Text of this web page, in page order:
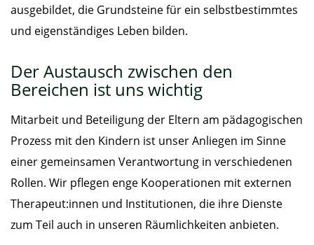
ausgebildet, die Grundsteine für ein selbstbestimmtes
und eigenständiges Leben bilden.
Der Austausch zwischen den
Bereichen ist uns wichtig
Mitarbeit und Beteiligung der Eltern am pädagogischen
Prozess mit den Kindern ist unser Anliegen im Sinne
einer gemeinsamen Verantwortung in verschiedenen
Rollen. Wir pflegen enge Kooperationen mit externen
Therapeut:innen und Institutionen, die ihre Dienste
zum Teil auch in unseren Räumlichkeiten anbieten.